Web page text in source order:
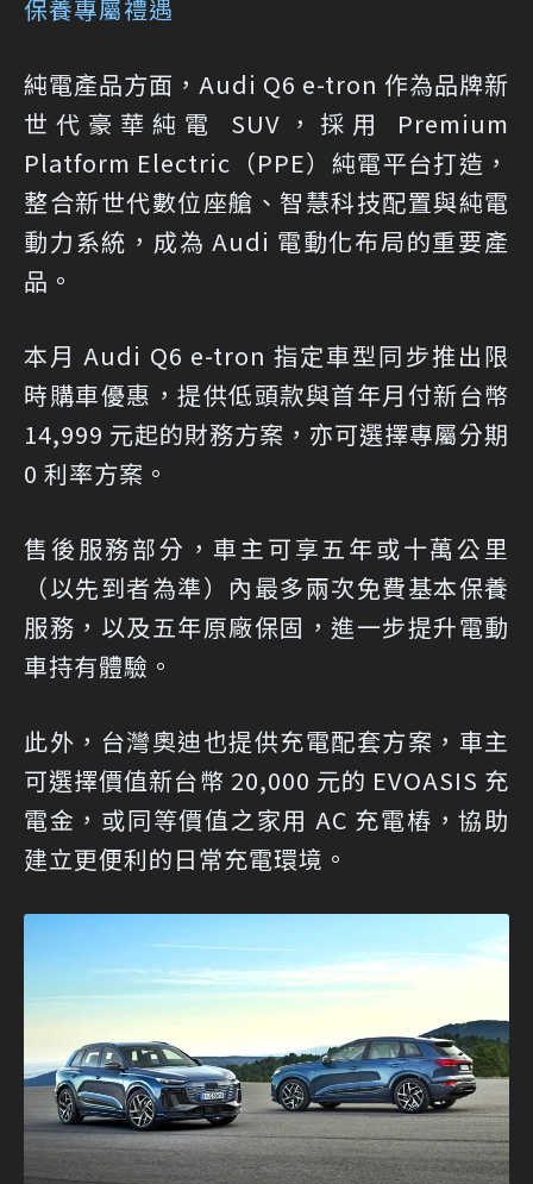
保養專屬禮遇
純電產品方面，Audi Q6 e-tron 作為品牌新
世代豪華純電 SUV，採用 Premium
Platform Electric（PPE）純電平台打造，
整合新世代數位座艙、智慧科技配置與純電
動力系統，成為 Audi 電動化布局的重要產
品。
本月 Audi Q6 e-tron 指定車型同步推出限
時購車優惠，提供低頭款與首年月付新台幣
14,999 元起的財務方案，亦可選擇專屬分期
0 利率方案。
售後服務部分，車主可享五年或十萬公里
（以先到者為準）內最多兩次免費基本保養
服務，以及五年原廠保固，進一步提升電動
車持有體驗。
此外，台灣奧迪也提供充電配套方案，車主
可選擇價值新台幣 20,000 元的 EVOASIS 充
電金，或同等價值之家用 AC 充電樁，協助
建立更便利的日常充電環境。